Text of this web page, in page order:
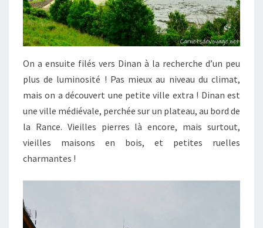
On a ensuite filés vers Dinan à la recherche d’un peu
plus de luminosité ! Pas mieux au niveau du climat,
mais on a découvert une petite ville extra ! Dinan est
une ville médiévale, perchée sur un plateau, au bord de
la Rance. Vieilles pierres là encore, mais surtout,
vieilles maisons en bois, et petites ruelles
charmantes !